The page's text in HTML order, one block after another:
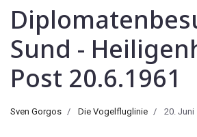
Sund -
Post 20.6.1961
Sven Gorgos Die Vogelfluglinie 20. Juni